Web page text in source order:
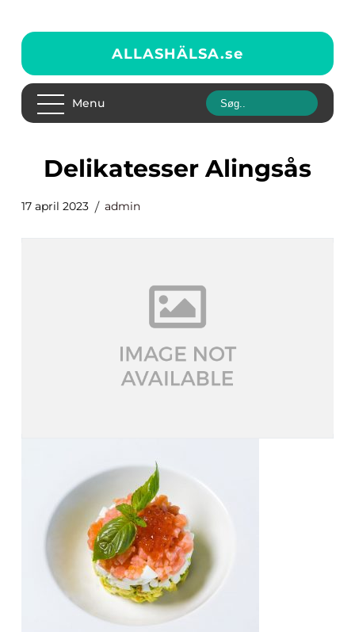
ALLASHÄLSA.se
Menu
Delikatesser Alingsås
17 april 2023 admin